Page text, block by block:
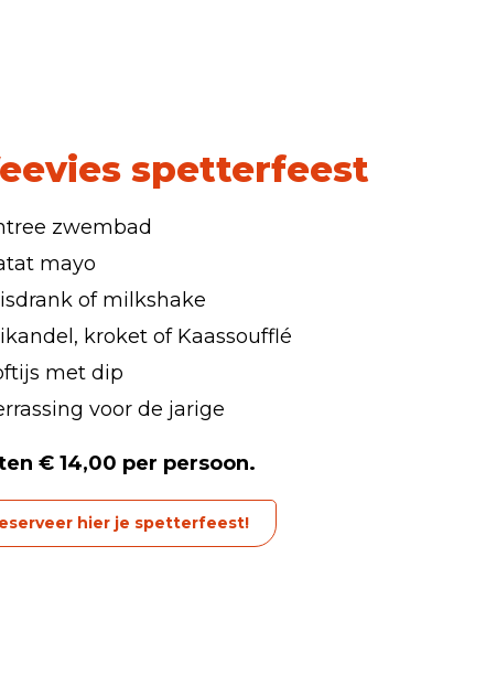
spetterfeest
zwembad
mayo
of milkshake
kroket of Kaassoufflé
met dip
voor de jarige
€ 14,00 per persoon.
hier je spetterfeest!